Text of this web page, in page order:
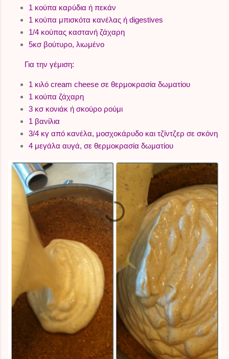
1 κούπα καρύδια ή πεκάν
1 κούπα μπισκότα κανέλας ή digestives
1/4 κούπας καστανή ζάχαρη
5κσ βούτυρο, λιωμένο
Για την γέμιση:
1 κιλό cream cheese σε θερμοκρασία δωματίου
1 κούπα ζάχαρη
3 κσ κονιάκ ή σκούρο ρούμι
1 βανίλια
3/4 κγ από κανέλα, μοσχοκάρυδο και τζίντζερ σε σκόνη
4 μεγάλα αυγά, σε θερμοκρασία δωματίου